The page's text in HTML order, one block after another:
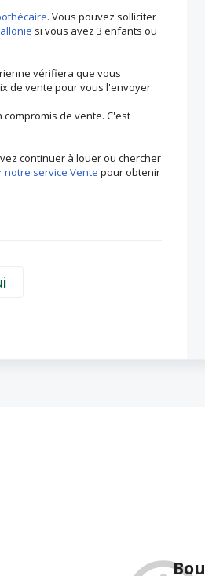
. Vous pouvez solliciter
si vous avez 3 enfants ou
vérifiera que vous
de vente pour vous l'envoyer.
de vente. C'est
continuer à louer ou chercher
notre service Vente pour obtenir